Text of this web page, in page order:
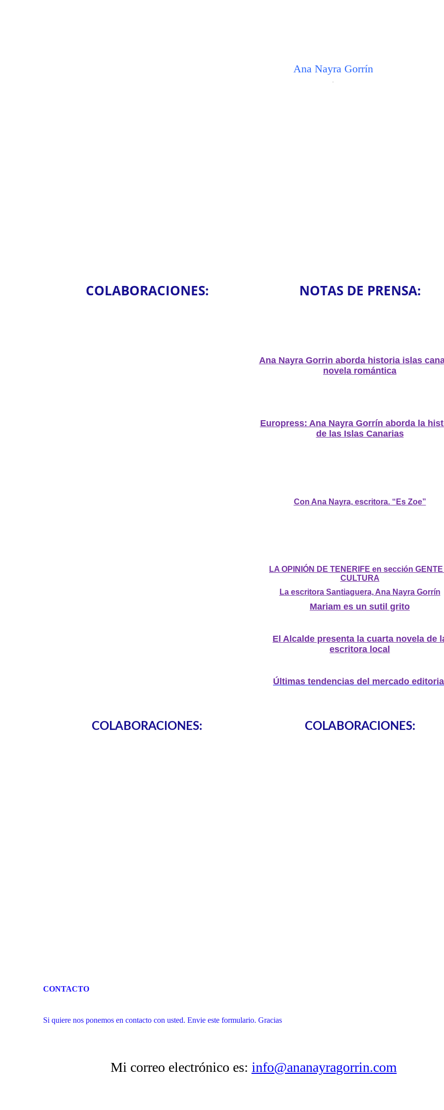
Ana Nayra Gorrín
.
COLABORACIONES: NOTAS DE PRENSA:
Ana Nayra Gorrin aborda historia islas
novela romántica
Europress: Ana Nayra Gorrín aborda la
de las Islas Canarias
Con Ana Nayra, escritora. “Es Zoe”
LA OPINIÓN DE TENERIFE en sección
CULTURA
La escritora Santiaguera, Ana Nayra Gorrín
Mariam es un sutil grito
El Alcalde presenta la cuarta novela de
escritora local
Últimas tendencias del mercado
COLABORACIONES: COLABORACIONES:
CONTACTO
Si quiere nos ponemos en contacto con usted. Envie este formulario. Gracias
Mi correo electrónico es: info@ananayragorrin.com